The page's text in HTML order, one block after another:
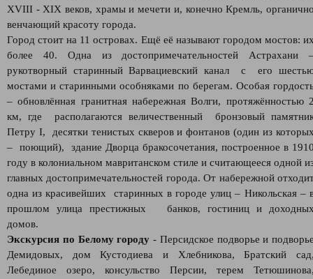
XVIII - XIX веков, храмы и мечети и, конечно Кремль,
венчающий красоту города.
Город стоит на 11 островах. Ещё её называют городом мостов:
более 40. Одна из достопримечательностей Астрахани
рукотворный старинный Варвациевский канал с его
мостами и старинными особняками по берегам. Особая
– обновлённая гранитная набережная Волги, протяжённостью
км, где располагаются величественный бронзовый
Петру I, десятки тенистых скверов и фонтанов (один из
– поющий), здание Дворца бракосочетания, построенное в
году в колониальном мавританском стиле и считающееся одной
главных достопримечательностей города. От набережной
одна из красивейших старинных в городе улиц – Никольская –
прошлом улица престижных банков, гостиниц и
домов.
Экскурсия по Белому городу - Персидское подворье и
Демидовых, дом Кустодиева и Хлебникова, Братский
Лебединое озеро, консульство Персии, терем